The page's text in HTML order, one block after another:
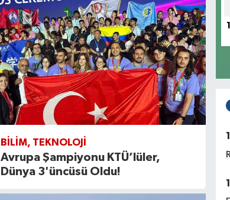
BILIM, TEKNOLOJI
Avrupa Şampiyonu KTÜ’lüler,
Dünya 3'üncüsü Oldu!